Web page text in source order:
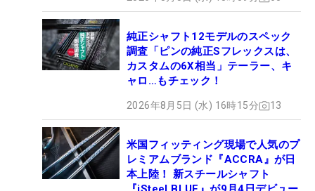
純正シャフト12モデルのスペック
調査「ピンの純正Sフレックスは、
カスタムの6X相当」テーラー、キ
ャロ…もチェック！
2026年8月5日 (水) 16時15分 13
米国フィッティング現場で人気のプ
レミアムブランド『ACCRA』が日
本上陸！ 新スチールシャフト